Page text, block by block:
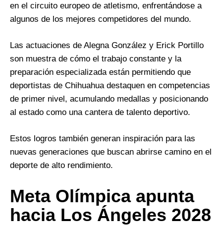
en el circuito europeo de atletismo, enfrentándose a
algunos de los mejores competidores del mundo.
Las actuaciones de Alegna González y Erick Portillo
son muestra de cómo el trabajo constante y la
preparación especializada están permitiendo que
deportistas de Chihuahua destaquen en competencias
de primer nivel, acumulando medallas y posicionando
al estado como una cantera de talento deportivo.
Estos logros también generan inspiración para las
nuevas generaciones que buscan abrirse camino en el
deporte de alto rendimiento.
Meta Olímpica apunta
hacia Los Ángeles 2028